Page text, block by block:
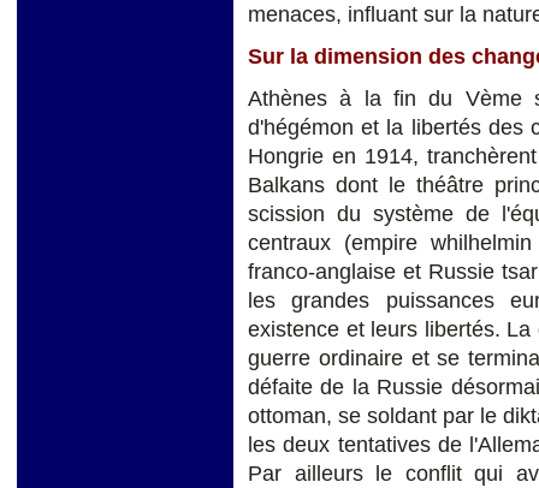
menaces, influant sur la
Sur la dimension des
Athènes à la fin du Vème
d'hégémon et la libertés des
Hongrie en 1914,
Balkans dont le théâtre
scission du système de
centraux (empire
franco-anglaise et Russie
les grandes puissances
existence et leurs libertés.
guerre ordinaire et se
défaite de la Russie
ottoman, se soldant par le
les deux tentatives de
Par ailleurs le conflit qui